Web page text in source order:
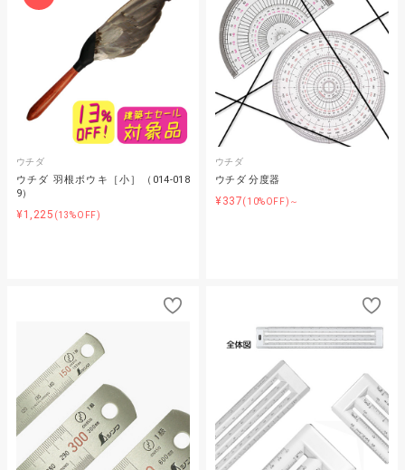
ウチダ
ウチダ 羽根ボウキ［小］（014-018
9）
¥1,225 (13%OFF)
ウチダ
ウチダ 分度器
¥337(10%OFF)～